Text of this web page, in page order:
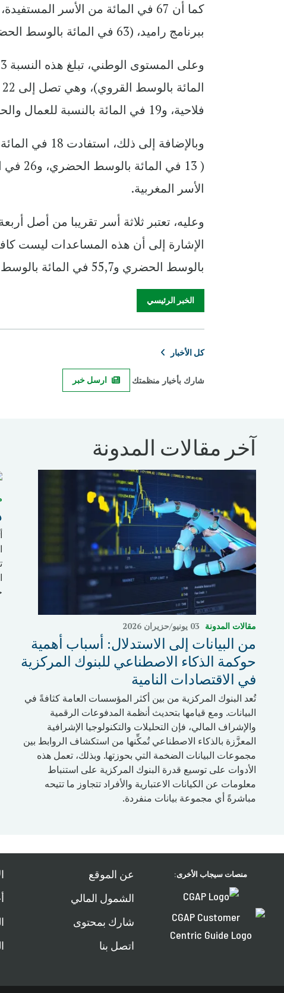
كما أن 67 في المائة من الأسر
ببرنامج راميد، (63 في المائة بالوسط الحضري و81 في المائة بالوسط القروي).
فلاحية، و19 في المائة بالنسبة للعمال والحرفيين المؤهلين، و16 في المائة للتجار.
وبالإضافة
الأسر المغربية.
بالوسط الحضري و55,7 في المائة بالوسط القروي.
الخبر الرئيسي
كل الأخبار
شارك بأخبار منظمتك ارسل خبر
آخر مقالات المدونة
مقالات المدونة 03 يونيو/حزيران 2026
من البيانات إلى الاستدلال: أسباب أهمية
حوكمة الذكاء الاصطناعي للبنوك المركزية
في الاقتصادات النامية
تُعد البنوك المركزية من بين أكثر المؤسسات العامة كثافةً في
البيانات. ومع قيامها بتحديث أنظمة المدفوعات الرقمية
والإشراف المالي، فإن التحليلات والتكنولوجيا الإشرافية
المعزَّزة بالذكاء الاصطناعي تُمكِّنها من استكشاف الروابط بين
مجموعات البيانات الضخمة التي بحوزتها. وبذلك، تعمل هذه
الأدوات على توسيع قدرة البنوك المركزية على استنباط
معلومات عن الكيانات الاعتبارية والأفراد تتجاوز ما تتيحه
مباشرةً أي مجموعة بيانات منفردة.
منصات سيجاب الأخرى:
عن الموقع
الشمول المالي
شارك بمحتوى
اتصل بنا